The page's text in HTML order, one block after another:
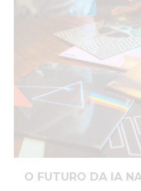
O FUTURO DA IA